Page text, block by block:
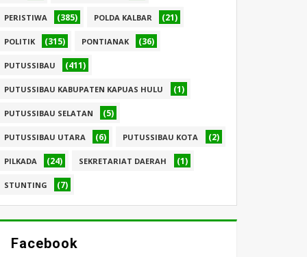
PERISTIWA (385) POLDA KALBAR (21)
POLITIK (315) PONTIANAK (36)
PUTUSSIBAU (411)
PUTUSSIBAU KABUPATEN KAPUAS HULU (1)
PUTUSSIBAU SELATAN (5)
PUTUSSIBAU UTARA (6) PUTUSSIBAU KOTA (2)
PILKADA (24) SEKRETARIAT DAERAH (1)
STUNTING (7)
Facebook